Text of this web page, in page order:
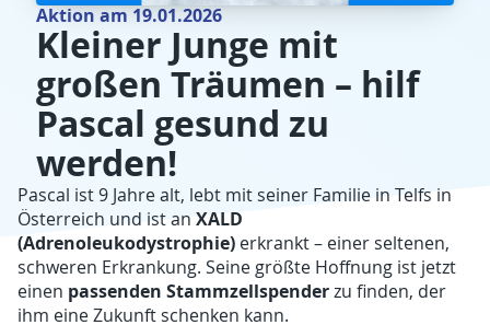
Aktion am 19.01.2026
Kleiner Junge mit
großen Träumen – hilf
Pascal gesund zu
werden!
Pascal ist 9 Jahre alt, lebt mit seiner Familie in Telfs in
Österreich und ist anXALD
(Adrenoleukodystrophie) erkrankt – einer seltenen,
schweren Erkrankung. Seine größte Hoffnung ist jetzt
einen passenden Stammzellspenderzu finden, der
ihm eine Zukunft schenken kann.